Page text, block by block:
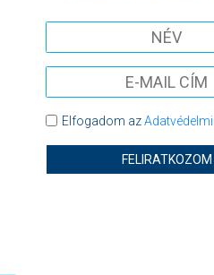
Elfogadom az
FELIRATKOZOM